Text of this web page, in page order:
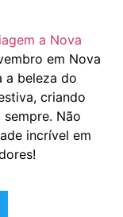
a Nova
em Nova
a beleza do
criando
Não
incrível em